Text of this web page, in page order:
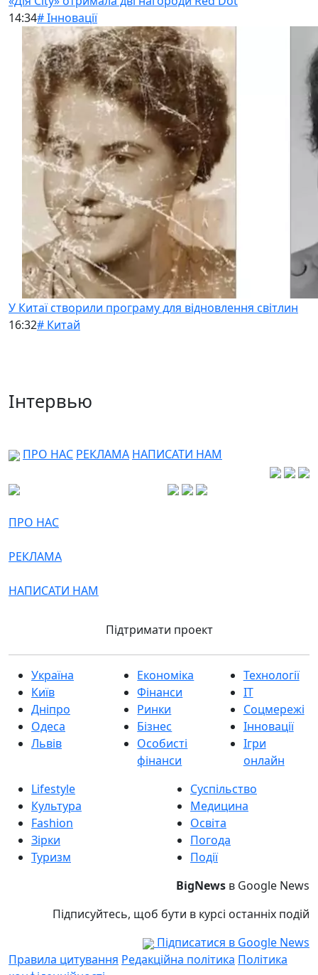
14:34# Інновації
У Китаї створили програму для відновлення світлин
16:32# Китай
Інтервью
ПРО НАС РЕКЛАМА НАПИСАТИ НАМ
ПРО НАС
РЕКЛАМА
НАПИСАТИ НАМ
Підтримати проект
Україна
Київ
Дніпро
Одеса
Львів
Економіка
Фінанси
Ринки
Бізнес
Особисті
фінанси
Технології
IT
Соцмережі
Інновації
Ігри
онлайн
Lifestyle
Культура
Fashion
Зірки
Туризм
Суспільство
Медицина
Освіта
Погода
Події
BigNews в Google News
Підписуйтесь, щоб бути в курсі останніх подій
Підписатися в Google News
Правила цитування Редакційна політика Політика